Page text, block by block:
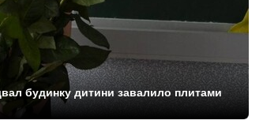
будинку дитини завалило плитами